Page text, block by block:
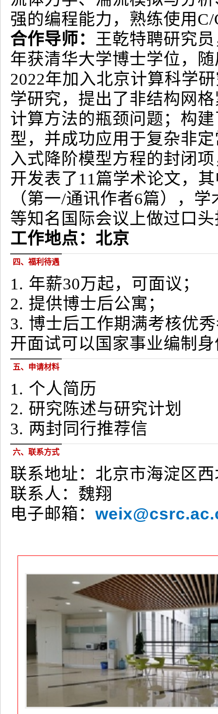
强的编程能力，熟练使用
合作导师： 王乾特聘研究
年获清华大学博士学位，
2022年加入北京计算科学
学研究，提出了非结构网
计算方法的瓶颈问题；构
型，并成功应用于复杂非
入式降阶模型方程的封闭
开发表了11篇学术论文，
（第一/通讯作者6篇），
等知名国际会议上做过口
工作地点：北京
四、福利待遇
1. 年薪30万起，可面议；
2. 提供博士后公寓；
3. 博士后工作期满考核优
开面试可以国家事业编制
五、申请材料
1. 个人简历
2. 研究陈述与研究计划
3. 两封同行推荐信
六、联系方式
联系地址：北京市海淀区
联系人：魏翔
电子邮箱：